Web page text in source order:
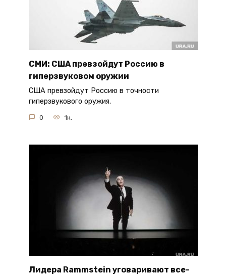
СМИ: США превзойдут Россию в
гиперзвуковом оружии
США превзойдут Россию в точности
гиперзвукового оружия.
0 1к.
Лидера Rammstein уговаривают все-